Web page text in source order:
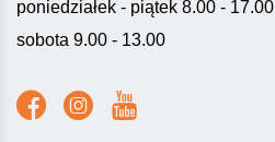
poniedziałek - piątek 8.00 - 17.00
sobota 9.00 - 13.00